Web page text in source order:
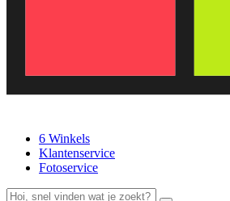
6 Winkels
Klantenservice
Fotoservice